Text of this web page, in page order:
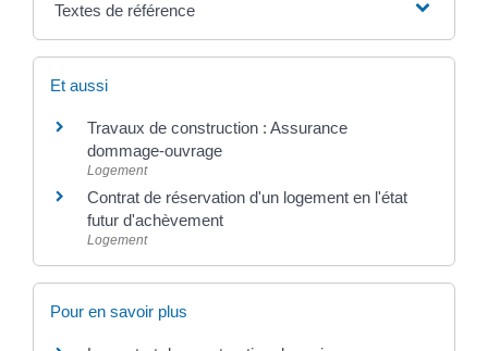
Textes de référence
Et aussi
Travaux de construction : Assurance
dommage-ouvrage
Logement
Contrat de réservation d'un logement en l'état
futur d'achèvement
Logement
Pour en savoir plus